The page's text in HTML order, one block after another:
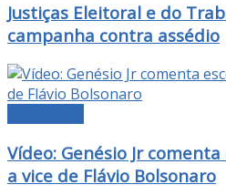
Justiças Eleitoral e do
campanha contra assédio
Vídeo: Genésio Jr
a vice de Flávio Bolsonaro